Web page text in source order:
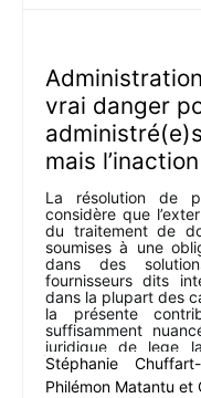
vrai danger
mais
La résolution de
considère que
du traitement de
soumises à une
dans des
fournisseurs dits
dans la plupart des
la présente
suffisamment
juridique de lege
l’ensemble des
Stéphanie Chuffart-
Philémon Matantu et